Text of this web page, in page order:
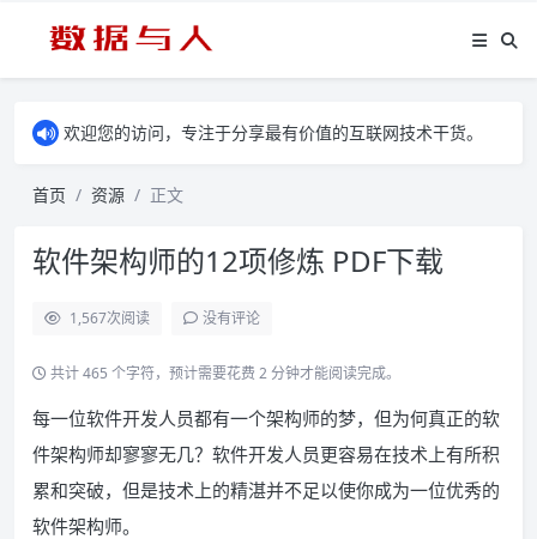
欢迎您的访问，专注于分享最有价值的互联网技术干货。
首页 资源 正文
软件架构师的12项修炼 PDF下载
1,567次阅读 没有评论
共计 465 个字符，预计需要花费 2 分钟才能阅读完成。
每一位软件开发人员都有一个架构师的梦，但为何真正的软
件架构师却寥寥无几？软件开发人员更容易在技术上有所积
累和突破，但是技术上的精湛并不足以使你成为一位优秀的
软件架构师。